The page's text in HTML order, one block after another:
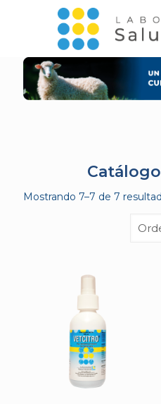
Mostrando 7–7 de 7